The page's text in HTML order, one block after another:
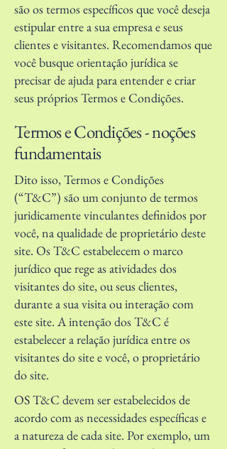
são os termos específicos que você deseja
estipular entre a sua empresa e seus
clientes e visitantes. Recomendamos que
você busque orientação jurídica se
precisar de ajuda para entender e criar
seus próprios Termos e Condições.
Termos e Condições - noções
fundamentais
Dito isso, Termos e Condições
(“T&C”) são um conjunto de termos
juridicamente vinculantes definidos por
você, na qualidade de proprietário deste
site. Os T&C estabelecem o marco
jurídico que rege as atividades dos
visitantes do site, ou seus clientes,
durante a sua visita ou interação com
este site. A intenção dos T&C é
estabelecer a relação jurídica entre os
visitantes do site e você, o proprietário
do site.
OS T&C devem ser estabelecidos de
acordo com as necessidades específicas e
a natureza de cada site. Por exemplo, um